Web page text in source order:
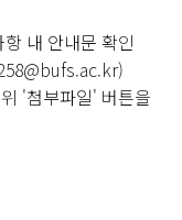
내 안내문 확인
'첨부파일' 버튼을